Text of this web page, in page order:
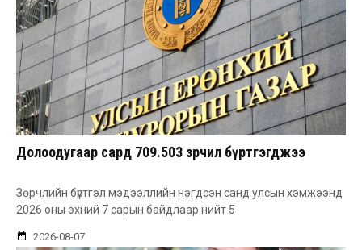
Долоодугаар сард 709.503 зөрчил бүртгэгджээ
Зөрчлийн бүртгэл мэдээллийн нэгдсэн санд улсын хэмжээнд
2026 оны эхний 7 сарын байдлаар нийт 5
2026-08-07